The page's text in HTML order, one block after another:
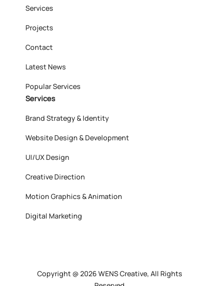
Services
Projects
Contact
Latest News
Popular Services
Services
Brand Strategy & Identity
Website Design & Development
UI/UX Design
Creative Direction
Motion Graphics & Animation
Digital Marketing
Copyright @ 2026 WENS Creative, All Rights